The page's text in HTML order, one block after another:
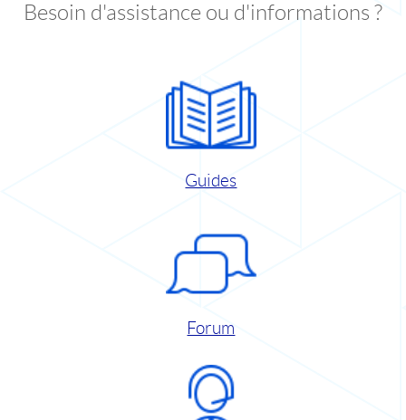
Besoin d'assistance ou d'informations ?
Guides
Forum